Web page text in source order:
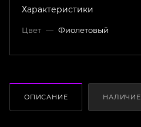
Характеристики
Цвет — Фиолетовый
ОПИСАНИЕ НАЛИЧИЕ